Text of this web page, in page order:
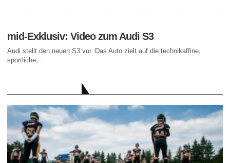
mid-Exklusiv: Video zum Audi S3
Audi stellt den neuen S3 vor. Das Auto zielt auf die technikaffine,
sportliche,...